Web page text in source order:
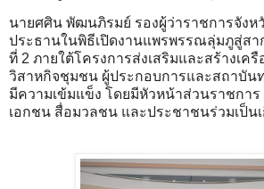
นายศศิน พัฒนภิรมย์ รองผู้ว่าราชการจังห
ประธานในพิธีเปิดงานแพรพรรณลุ่มภูสู่สา
ที่ 2 ภายใต้โครงการส่งเสริมและสร้างเค
วิสาหกิจชุมชน ผู้ประกอบการและสถาบัน
มีความเข้มแข็ง โดยมีหัวหน้าส่วนราชกา
เอกชน สื่อมวลชน และประชาชนร่วมเป็น